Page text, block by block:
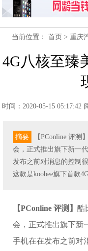
当前位置：首页 >重庆
4G八核至臻
时间：2020-05-15 05:17:42
摘要
【PConline 评测
会，正式推出旗下新一
发布之前对消息的控制
这款是koobee旗下首款
【PConline 评测】酷
会，正式推出旗下新
手机在在发布之前对